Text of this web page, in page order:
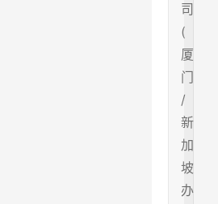
司
(
厦
门
/
新
加
坡
办